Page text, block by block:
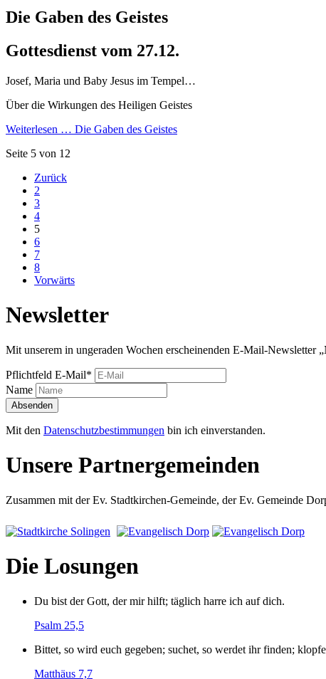
Die Gaben des Geistes
Gottesdienst vom 27.12.
Josef, Maria und Baby Jesus im Tempel…
Über die Wirkungen des Heiligen Geistes
Weiterlesen … Die Gaben des Geistes
Seite 5 von 12
Zurück
2
3
4
5
6
7
8
Vorwärts
Newsletter
Mit unserem in ungeraden Wochen erscheinenden E-Mail-Newsletter
Pflichtfeld E-Mail*
Name
Absenden
Mit den Datenschutzbestimmungen bin ich einverstanden.
Unsere Partnergemeinden
Zusammen mit der Ev. Stadtkirchen-Gemeinde, der Ev. Gemeinde
Die Losungen
Du bist der Gott, der mir hilft; täglich harre ich auf dich.
Psalm 25,5
Bittet, so wird euch gegeben; suchet, so werdet ihr finden;
Matthäus 7,7